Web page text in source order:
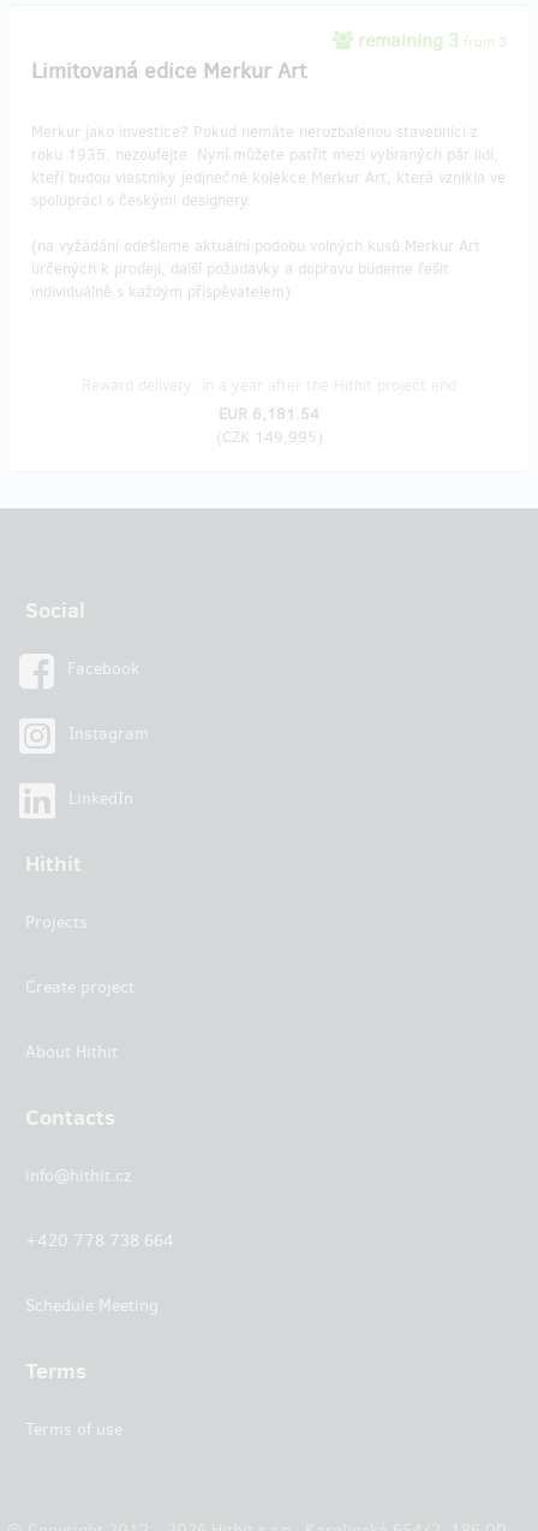
remaining 3 from 3
Limitovaná edice Merkur Art
Merkur jako investice? Pokud nemáte nerozbalenou stavebnici z
roku 1935, nezoufejte. Nyní můžete patřit mezi vybraných pár lidí,
kteří budou vlastníky jedinečné kolekce Merkur Art, která vznikla ve
spolupráci s českými designery.
(na vyžádání odešleme aktuální podobu volných kusů Merkur Art
určených k prodeji, další požadavky a dopravu budeme řešit
individuálně s každým přispěvatelem)
EUR 6,181.54
(CZK 149,995)
Social
Facebook
Instagram
LinkedIn
Hithit
Projects
Create project
About Hithit
Contacts
info@hithit.cz
+420 778 738 664
Schedule Meeting
Terms
Terms of use